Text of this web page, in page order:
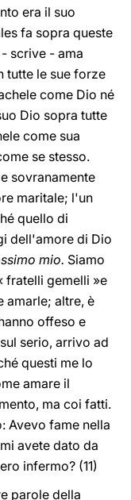
era il suo
fa sopra queste
scrive - ama
tutte le sue forze
come Dio né
Dio sopra tutte
come sua
se stesso.
sovranamente
maritale; l'un
quello di
dell'amore di Dio
mio. Siamo
fratelli gemelli »e
amarle; altre, è
offeso e
serio, arrivo ad
questi me lo
amare il
ma coi fatti.
Avevo fame nella
avete dato da
infermo? (11)
parole della